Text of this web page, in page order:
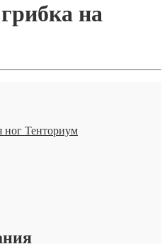
на
ног Тенториум